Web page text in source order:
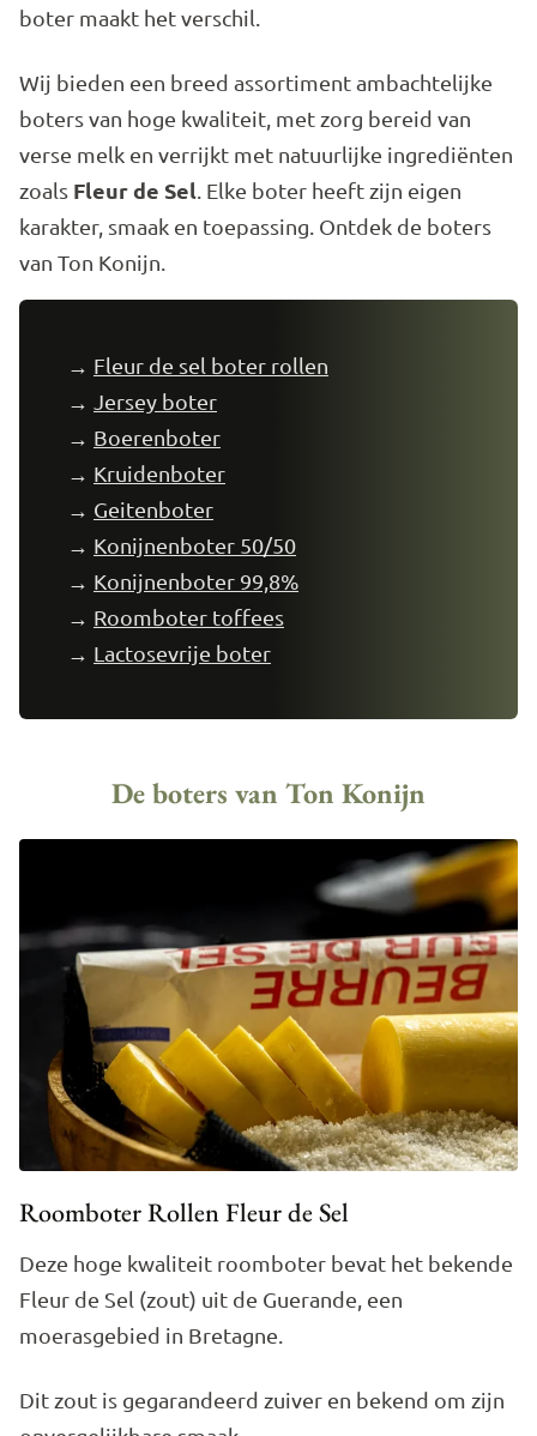
boter maakt het verschil.
Wij bieden een breed assortiment ambachtelijke
boters van hoge kwaliteit, met zorg bereid van
verse melk en verrijkt met natuurlijke ingrediënten
zoals Fleur de Sel . Elke boter heeft zijn eigen
karakter, smaak en toepassing. Ontdek de boters
van Ton Konijn.
→ Fleur de sel boter rollen
→ Jersey boter
→ Boerenboter
→ Kruidenboter
→ Geitenboter
→ Konijnenboter 50/50
→ Konijnenboter 99,8%
→ Roomboter toffees
→ Lactosevrije boter
De boters van Ton Konijn
Roomboter Rollen Fleur de Sel
Deze hoge kwaliteit roomboter bevat het bekende
Fleur de Sel (zout) uit de Guerande, een
moerasgebied in Bretagne.
Dit zout is gegarandeerd zuiver en bekend om zijn